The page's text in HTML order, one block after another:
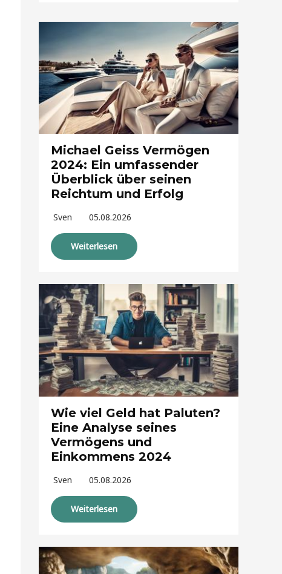
Michael Geiss Vermögen
2024: Ein umfassender
Überblick über seinen
Reichtum und Erfolg
Sven 05.08.2026
Weiterlesen
Wie viel Geld hat Paluten?
Eine Analyse seines
Vermögens und
Einkommens 2024
Sven 05.08.2026
Weiterlesen